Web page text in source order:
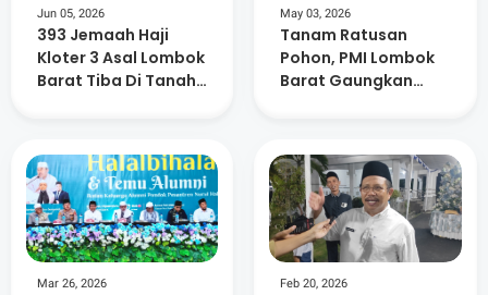
Jun 05, 2026
393 Jemaah Haji
Kloter 3 Asal Lombok
Barat Tiba Di Tanah
May 03, 2026
Tanam Ratusan
Pohon, PMI Lombok
Barat Gaungkan
Mar 26, 2026 Feb 20, 2026